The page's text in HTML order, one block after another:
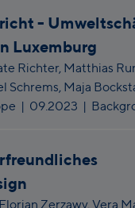
-
Luxemburg
Richter, Matthias
Schrems, Maja
| 09.2023 |
Florian Zerzawy,Vera